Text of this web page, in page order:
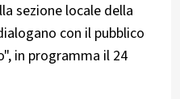
sezione locale della
con il pubblico
in programma il 24